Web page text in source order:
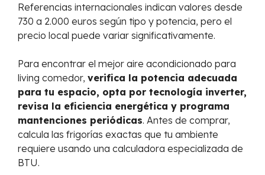
Referencias internacionales indican valores desde
730 a 2.000 euros según tipo y potencia, pero el
precio local puede variar significativamente.
Para encontrar el mejor aire acondicionado para
living comedor, verifica la potencia adecuada
para tu espacio, opta por tecnología inverter,
revisa la eficiencia energética y programa
mantenciones periódicas. Antes de comprar,
calcula las frigorías exactas que tu ambiente
requiere usando una calculadora especializada de
BTU.